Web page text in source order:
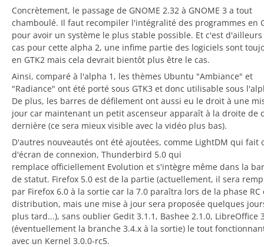
Concrètement, le passage de GNOME 2.32 à GNOME 3 a tout
chamboulé. Il faut recompiler l'intégralité des programmes en
pour avoir un système le plus stable possible. Et c'est
cas pour cette alpha 2, une infime partie des logiciels sont
en GTK2 mais cela devrait bientôt plus être le cas.
Ainsi, comparé à l'alpha 1, les thèmes Ubuntu "Ambiance" et
"Radiance" ont été porté sous GTK3 et donc utilisable sous
De plus, les barres de défilement ont aussi eu le droit à une
jour car maintenant un petit ascenseur apparaît à la droite de
dernière (ce sera mieux visible avec la vidéo plus bas).
D'autres nouveautés ont été ajoutées, comme LightDM qui fait
d'écran de connexion, Thunderbird 5.0 qui
remplace officiellement Evolution et s'intègre même dans la
de statut. Firefox 5.0 est de la partie (actuellement, il sera
par Firefox 6.0 à la sortie car la 7.0 paraîtra lors de la phase RC
distribution, mais une mise à jour sera proposée quelques
plus tard...), sans oublier Gedit 3.1.1, Bashee 2.1.0, LibreOffice
(éventuellement la branche 3.4.x à la sortie) le tout
avec un Kernel 3.0.0-rc5.